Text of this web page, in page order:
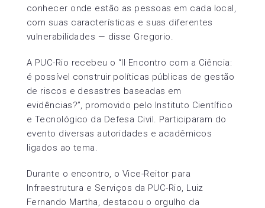
conhecer onde estão as pessoas em cada local,
com suas características e suas diferentes
vulnerabilidades — disse Gregorio.
A PUC-Rio recebeu o “II Encontro com a Ciência:
é possível construir políticas públicas de gestão
de riscos e desastres baseadas em
evidências?”, promovido pelo Instituto Científico
e Tecnológico da Defesa Civil. Participaram do
evento diversas autoridades e acadêmicos
ligados ao tema.
Durante o encontro, o Vice-Reitor para
Infraestrutura e Serviços da PUC-Rio, Luiz
Fernando Martha, destacou o orgulho da